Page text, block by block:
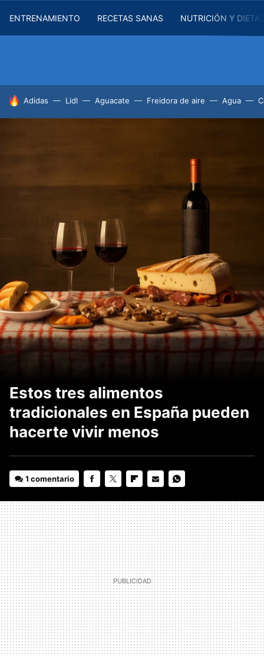
ENTRENAMIENTO RECETAS SANAS NUTRICIÓN Y
HOY SE HABLA DE
Adidas Lidl Aguacate Freidora de aire Agua
Estos tres alimentos
tradicionales en España pueden
hacerte vivir menos
1 comentario
MAIL